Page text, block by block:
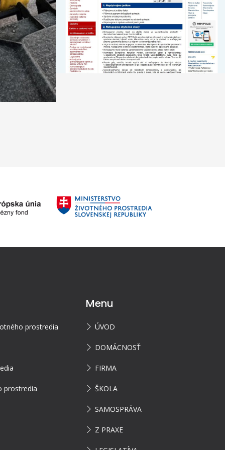
prostredia
prostredia
Menu
ÚVOD
DOMÁCNOSŤ
FIRMA
ŠKOLA
SAMOSPRÁVA
Z PRAXE